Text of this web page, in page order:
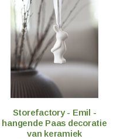
Storefactory - Emil -
hangende Paas decoratie
van keramiek